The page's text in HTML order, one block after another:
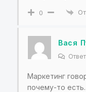
0
Вася
Маркетинг
почему-то есть.